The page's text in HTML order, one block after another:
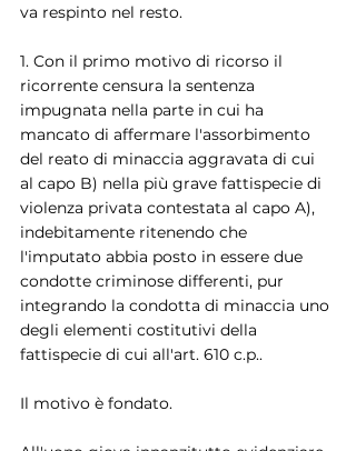
va respinto nel resto.
1. Con il primo motivo di ricorso il
ricorrente censura la sentenza
impugnata nella parte in cui ha
mancato di affermare l'assorbimento
del reato di minaccia aggravata di cui
al capo B) nella più grave fattispecie di
violenza privata contestata al capo A),
indebitamente ritenendo che
l'imputato abbia posto in essere due
condotte criminose differenti, pur
integrando la condotta di minaccia uno
degli elementi costitutivi della
fattispecie di cui all'art. 610 c.p..
Il motivo è fondato.